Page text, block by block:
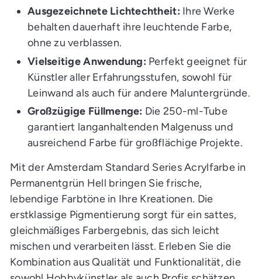
Ausgezeichnete Lichtechtheit: Ihre Werke
behalten dauerhaft ihre leuchtende Farbe,
ohne zu verblassen.
Vielseitige Anwendung: Perfekt geeignet für
Künstler aller Erfahrungsstufen, sowohl für
Leinwand als auch für andere Maluntergründe.
Großzügige Füllmenge: Die 250-ml-Tube
garantiert langanhaltenden Malgenuss und
ausreichend Farbe für großflächige Projekte.
Mit der Amsterdam Standard Series Acrylfarbe in
Permanentgrün Hell bringen Sie frische,
lebendige Farbtöne in Ihre Kreationen. Die
erstklassige Pigmentierung sorgt für ein sattes,
gleichmäßiges Farbergebnis, das sich leicht
mischen und verarbeiten lässt. Erleben Sie die
Kombination aus Qualität und Funktionalität, die